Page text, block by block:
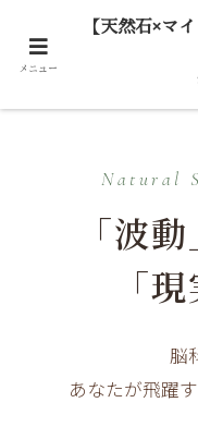
Natural
「波
「
脳
あなたが飛躍
メニュー
【天然石×マ